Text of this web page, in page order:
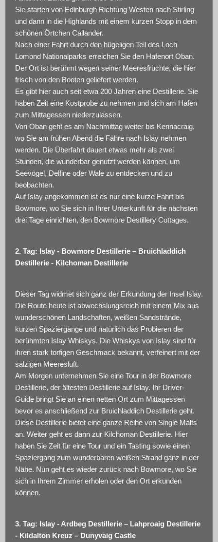
Sie starten von Edinburgh Richtung Westen nach Stirling
und dann in die Highlands mit einem kurzen Stopp in dem
schönen Örtchen Callander.
Nach einer Fahrt durch den hügeligen Teil des Loch
Lomond Nationalparks erreichen Sie den Hafenort Oban.
Der Ort ist berühmt wegen seiner Meeresfrüchte, die hier
frisch von den Booten geliefert werden.
Es gibt hier auch seit etwa 200 Jahren eine Destillerie. Sie
haben Zeit eine Kostprobe zu nehmen und sich am Hafen
zum Mittagessen niederzulassen.
Von Oban geht es am Nachmittag weiter bis Kennacraig,
wo Sie am frühen Abend die Fähre nach Islay nehmen
werden. Die Überfahrt dauert etwas mehr als zwei
Stunden, die wunderbar genutzt werden können, um
Seevögel, Delfine oder Wale zu entdecken und zu
beobachten.
Auf Islay angekommen ist es nur eine kurze Fahrt bis
Bowmore, wo Sie sich in Ihrer Unterkunft für die nächsten
drei Tage einrichten, den Bowmore Destillery Cottages.
2. Tag: Islay - Bowmore Destillerie – Bruichladdich
Destillerie - Kilchoman Destillerie
Dieser Tag widmet sich ganz der Erkundung der Insel Islay.
Die Route heute ist abwechslungsreich mit einem Mix aus
wunderschönen Landschaften, weißen Sandstrände,
kurzen Spaziergänge und natürlich das Probieren der
berühmten Islay Whiskys. Die Whiskys von Islay sind für
ihren stark torfigen Geschmack bekannt, verfeinert mit der
salzigen Meeresluft.
Am Morgen unternehmen Sie eine Tour in der Bowmore
Destillerie, der ältesten Destillerie auf Islay. Ihr Driver-
Guide bringt Sie an einen netten Ort zum Mittagessen
bevor es anschließend zur Bruichladdich Destillerie geht.
Diese Destillerie bietet eine ganze Reihe von Single Malts
an. Weiter geht es dann zur Kilchoman Destillerie. Hier
haben Sie Zeit für eine Tour und ein Tasting sowie einen
Spaziergang zum wunderbaren weißen Strand ganz in der
Nähe. Nun geht es wieder zurück nach Bowmore, wo Sie
sich in Ihrem Zimmer erholen oder den Ort erkunden
können.
3. Tag: Islay - Ardbeg Destillerie – Lahproaig Destillerie
- Kildalton Kreuz – Dunyvaig Castle